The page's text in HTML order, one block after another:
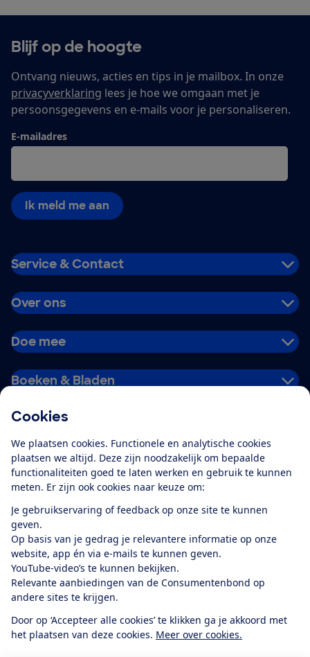
Cookies
We plaatsen cookies. Functionele en analytische cookies
plaatsen we altijd. Deze zijn noodzakelijk om bepaalde
functionaliteiten goed te laten werken en gebruik te kunnen
meten. Er zijn ook cookies naar keuze om:
Je gebruikservaring of feedback op onze site te kunnen
geven.
Op basis van je gedrag je relevantere informatie op onze
website, app én via e-mails te kunnen geven.
YouTube-video’s te kunnen bekijken.
Relevante aanbiedingen van de Consumentenbond op
andere sites te krijgen.
Door op ‘Accepteer alle cookies’ te klikken ga je akkoord met
het plaatsen van deze cookies. Meer over cookies.
Blijf op de hoogte
Ontvang nieuws, acties en tips in je mailbox. In onze
privacyverklaring lees je hoe we omgaan met je
persoonsgegevens en e-mails voor je personaliseren.
E-mailadres
Ik meld me aan
Service & Contact
Over ons
Doe mee
Boeken & Bladen
Alles over de
app
Algemene Voorwaarden
Privacyverklaring
Cookiebeleid
Privacyvoorkeuren
Toegankelijkheid
RSS-feed nieuws
Facebook
TwitterInstagram
YoutubeLinkedIn
12.901consumentenbeoordelen de Consumentenbondmet gemiddeld